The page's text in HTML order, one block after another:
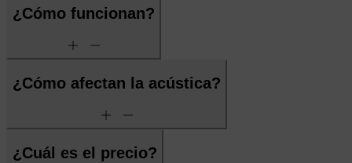
¿Cómo funcionan?
add remove
¿Cómo afectan la acústica?
add remove
¿Cuál es el precio?